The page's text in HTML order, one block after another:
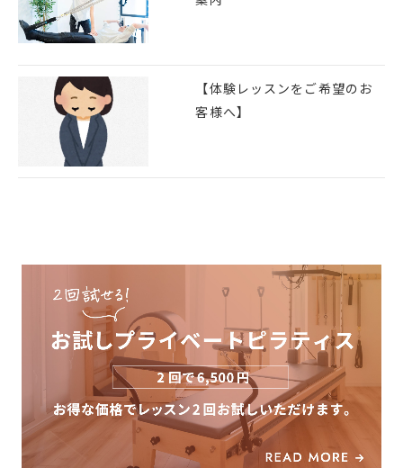
【体験レッスンをご希望のお
客様へ】